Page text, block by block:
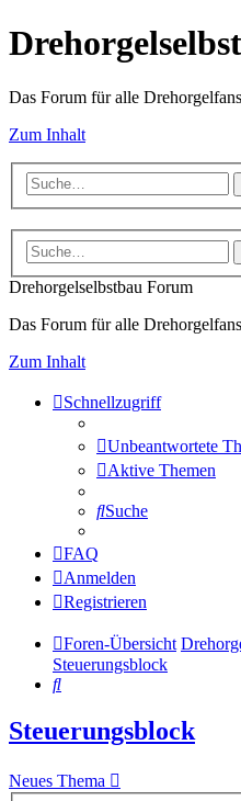
Das Forum für alle Drehorgelfans
Zum Inhalt
Drehorgelselbstbau Forum
Das Forum für alle Drehorgelfans
Zum Inhalt
Schnellzugriff
Unbeantwortete
Aktive Themen
Suche
FAQ
Anmelden
Registrieren
Foren-Übersicht
Steuerungsblock
Suche
Steuerungsblock
Neues Thema